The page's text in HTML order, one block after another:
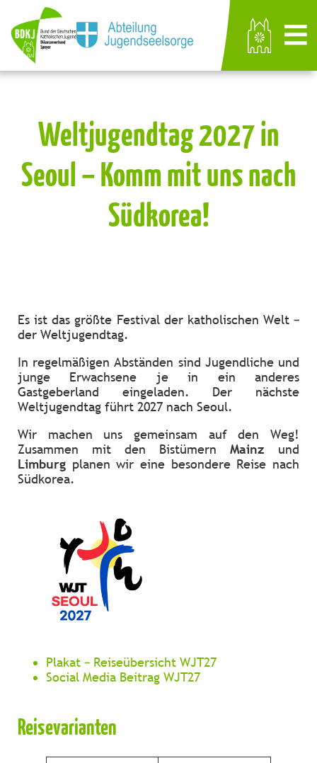
Weltjugendtag 2027 in
Seoul – Komm mit uns nach
Südkorea!
Es ist das größte Festival der katholischen Welt –
der Weltjugendtag.
In regelmäßigen Abständen sind Jugendliche und
junge Erwachsene je in ein anderes
Gastgeberland eingeladen. Der nächste
Weltjugendtag führt 2027 nach Seoul.
Wir machen uns gemeinsam auf den Weg!
Zusammen mit den Bistümern Mainz und
Limburg planen wir eine besondere Reise nach
Südkorea.
Plakat – Reiseübersicht WJT27
Social Media Beitrag WJT27
Reisevarianten